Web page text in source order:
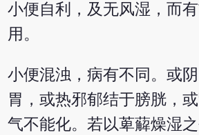
小便自利，及无风湿，而
用。
小便混浊，病有不同。或
胃，或热邪郁结于膀胱，
气不能化。若以萆薢燥湿